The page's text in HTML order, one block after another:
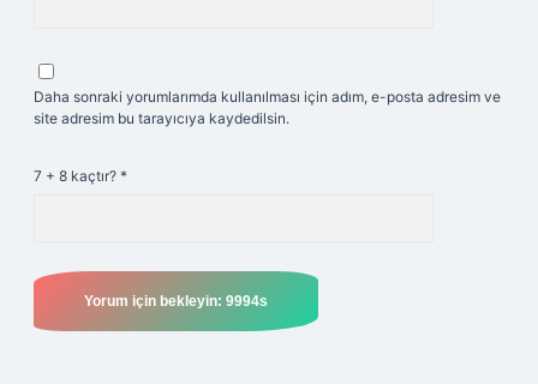
Daha sonraki yorumlarımda kullanılması için adım, e-posta adresim ve
site adresim bu tarayıcıya kaydedilsin.
7 + 8 kaçtır? *